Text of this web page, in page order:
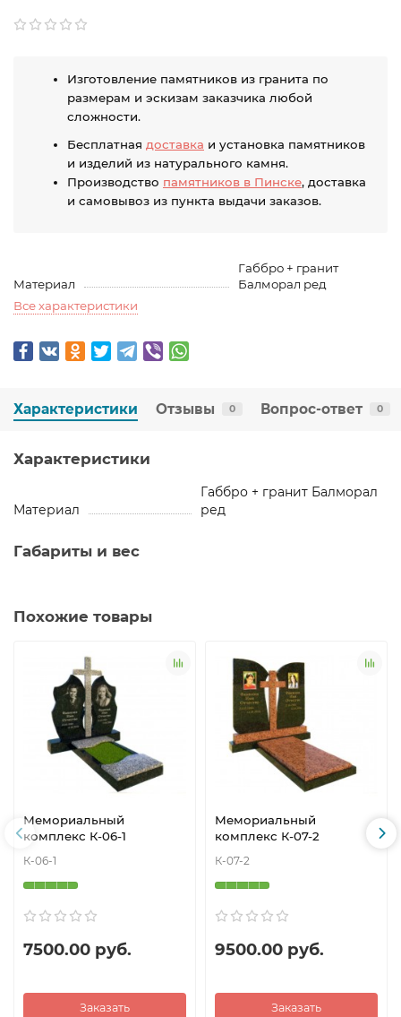
Изготовление памятников из гранита по
размерам и эскизам заказчика любой
сложности.
Бесплатная доставка и установка памятников
и изделий из натурального камня.
Производство памятников в Пинске, доставка
и самовывоз из пункта выдачи заказов.
Материал
Габбро + гранит
Балморал ред
Все характеристики
Характеристики Отзывы 0 Вопрос-ответ 0
Характеристики
Материал
Габбро + гранит Балморал
ред
Габариты и вес
Похожие товары
Мемориальный
комплекс К-06-1
К-06-1
7500.00 руб.
Заказать
Мемориальный
комплекс К-07-2
К-07-2
9500.00 руб.
Заказать